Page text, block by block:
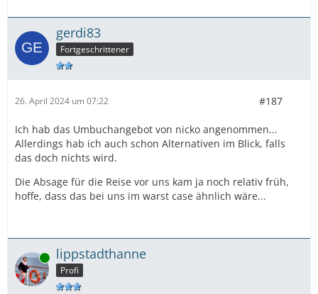
gerdi83
Fortgeschrittener
26. April 2024 um 07:22 #187
Ich hab das Umbuchangebot von nicko angenommen...
Allerdings hab ich auch schon Alternativen im Blick, falls
das doch nichts wird.
Die Absage für die Reise vor uns kam ja noch relativ früh,
hoffe, dass das bei uns im warst case ähnlich wäre...
Online lippstadthanne
Profi